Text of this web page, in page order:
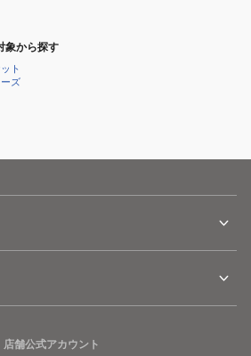
象から探す
ト
ズ
店舗公式アカウント